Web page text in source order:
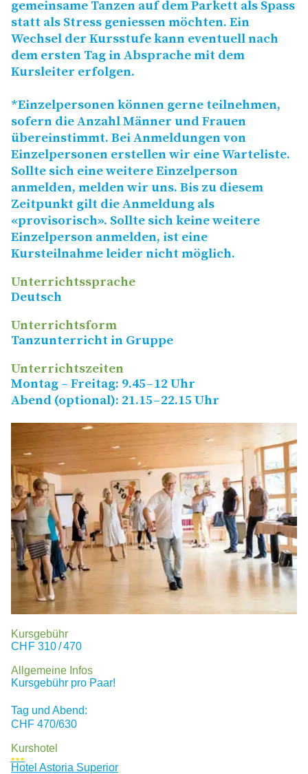
gemeinsame Tanzen auf dem Parkett als Spass
statt als Stress geniessen möchten. Ein
Wechsel der Kursstufe kann eventuell nach
dem ersten Tag in Absprache mit dem
Kursleiter erfolgen.
*Einzelpersonen können gerne teilnehmen,
sofern die Anzahl Männer und Frauen
übereinstimmt. Bei Anmeldungen von
Einzelpersonen erstellen wir eine Warteliste.
Sollte sich eine weitere Einzelperson
anmelden, melden wir uns. Bis zu diesem
Zeitpunkt gilt die Anmeldung als
«provisorisch». Sollte sich keine weitere
Einzelperson anmelden, ist eine
Kursteilnahme leider nicht möglich.
Unterrichtssprache
Deutsch
Unterrichtsform
Tanzunterricht in Gruppe
Unterrichtszeiten
Montag – Freitag: 9.45 – 12 Uhr
Abend (optional): 21.15 – 22.15 Uhr
Kursgebühr
CHF310 / 470
Allgemeine Infos
Kursgebühr pro Paar!
Tag und Abend:
CHF 470/630
Kurshotel
★★★
Hotel Astoria Superior